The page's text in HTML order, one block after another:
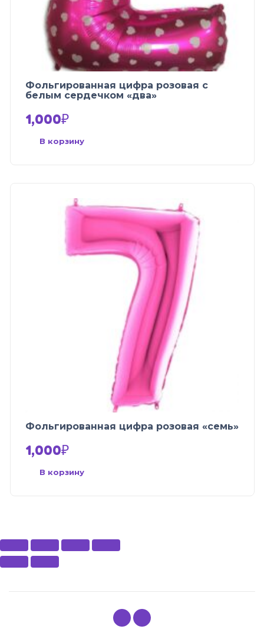
Фольгированная цифра розовая с
белым сердечком «два»
1,000₽
В корзину
Фольгированная цифра розовая «семь»
1,000₽
В корзину